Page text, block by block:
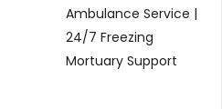
Ambulance Service |
24/7 Freezing
Mortuary Support